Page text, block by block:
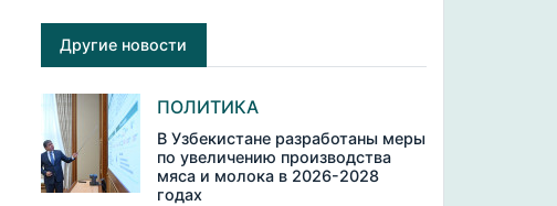
Другие новости
ПОЛИТИКА
В Узбекистане разработаны меры
по увеличению производства
мяса и молока в 2026-2028
годах